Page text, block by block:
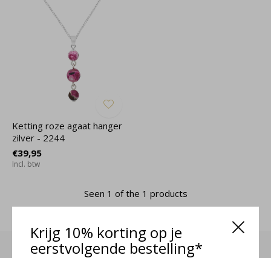
Krijg 10% korting op je
eerstvolgende bestelling*
Ketting roze agaat hanger
zilver - 2244
€39,95
Incl. btw
Seen 1 of the 1 products